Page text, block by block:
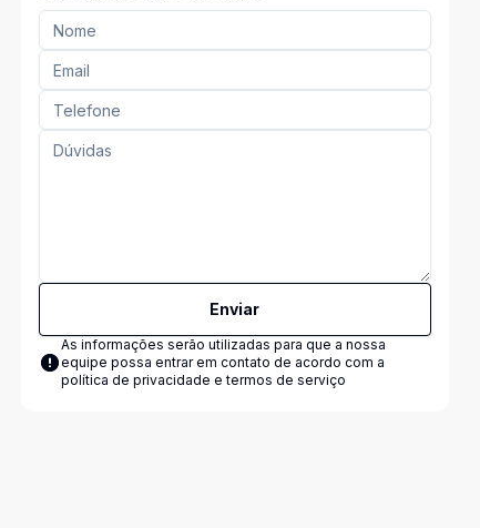
Enviar
As informações serão utilizadas para que a nossa
equipe possa entrar em contato de acordo com a
política de privacidade e termos de serviço